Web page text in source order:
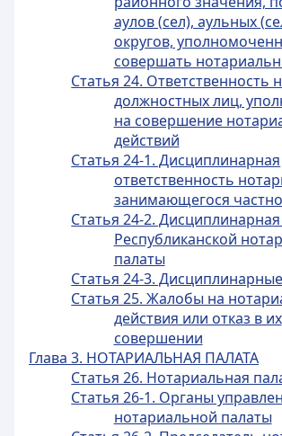
аулов (сел), аульных
округов,
совершать
Статья 24. Ответственность
должностных лиц,
на совершение
действий
Статья 24-1. Дисциплинарная
ответственность
занимающегося
Статья 24-2.
Республиканской
палаты
Статья 24-3.
Статья 25. Жалобы на
действия или отказ в их
совершении
Глава 3. НОТАРИАЛЬНАЯ ПАЛАТА
Статья 26. Нотариальная
Статья 26-1. Органы
нотариальной палаты